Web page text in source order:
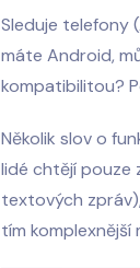
Sleduje telefony
máte Android,
kompatibilitou?
Několik slov o
lidé chtějí pouze
textových
tím komplexnější